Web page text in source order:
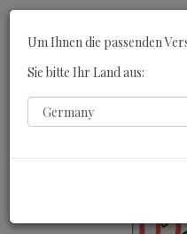
Um Ihnen die passenden
Sie bitte Ihr Land aus: